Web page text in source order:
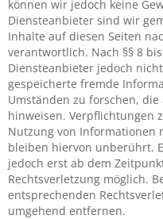
können wir jedoch keine
Diensteanbieter sind wir
Inhalte auf diesen Seiten
verantwortlich. Nach §§ 8
Diensteanbieter jedoch
gespeicherte fremde
Umständen zu forschen,
hinweisen. Verpflichtungen
Nutzung von Informationen
bleiben hiervon unberührt.
jedoch erst ab dem
Rechtsverletzung möglich.
entsprechenden
umgehend entfernen.